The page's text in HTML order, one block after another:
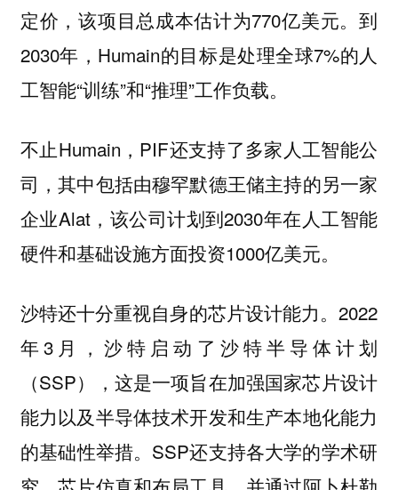
定价，该项目总成本估计为770亿美元。到
2030年，Humain的目标是处理全球7%的人
工智能“训练”和“推理”工作负载。
不止Humain，PIF还支持了多家人工智能公
司，其中包括由穆罕默德王储主持的另一家
企业Alat，该公司计划到2030年在人工智能
硬件和基础设施方面投资1000亿美元。
沙特还十分重视自身的芯片设计能力。2022
年3月，沙特启动了沙特半导体计划
（SSP），这是一项旨在加强国家芯片设计
能力以及半导体技术开发和生产本地化能力
的基础性举措。SSP还支持各大学的学术研